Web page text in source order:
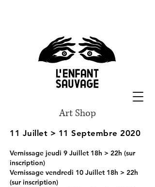
Art Shop
11 Juillet > 11 Septembre 2020
Vernissage jeudi 9 Juillet 18h > 22h (sur
inscription)
Vernissage vendredi 10 Juillet 18h > 22h
(sur inscription)